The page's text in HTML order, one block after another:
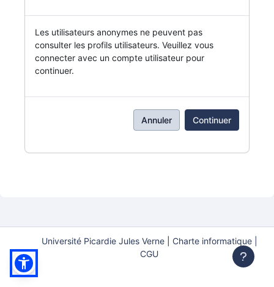
Les utilisateurs anonymes ne peuvent pas
consulter les profils utilisateurs. Veuillez vous
connecter avec un compte utilisateur pour
continuer.
Annuler Continuer
Université Picardie Jules Verne|
Charte informatique |
CGU